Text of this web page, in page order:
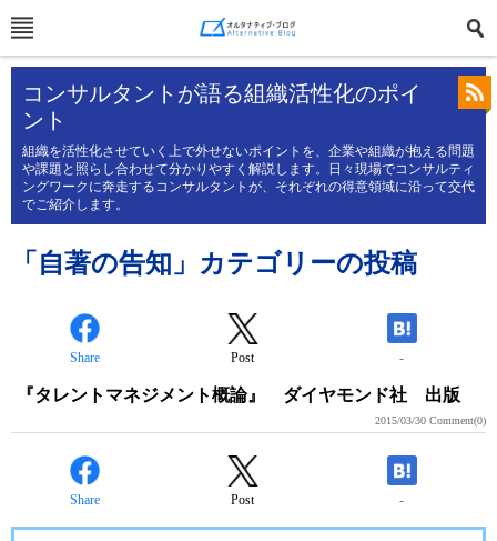
コンサルタントが語る組織活性化のポイ
ント
組織を活性化させていく上で外せないポイントを、企業や組織が抱える問題
や課題と照らし合わせて分かりやすく解説します。日々現場でコンサルティ
ングワークに奔走するコンサルタントが、それぞれの得意領域に沿って交代
でご紹介します。
「自著の告知」カテゴリーの投稿
Share Post -
『タレントマネジメント概論』 ダイヤモンド社 出版
2015/03/30 Comment(0)
Share Post -